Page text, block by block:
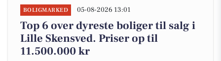
BOLIGMARKED 05-08-2026 13:01
Top 6 over dyreste boliger til salg i
Lille Skensved. Priser op til
11.500.000 kr